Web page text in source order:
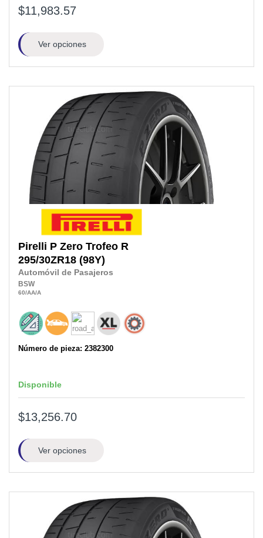
$11,983.57
Ver opciones
Pirelli P Zero Trofeo R
295/30ZR18 (98Y)
Automóvil de Pasajeros
BSW
60/AA/A
Número de pieza: 2382300
Disponible
$13,256.70
Ver opciones